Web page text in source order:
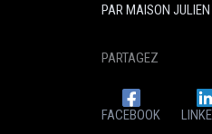
PARMAISON JULIEN
PARTAGEZ
FACEBOOK